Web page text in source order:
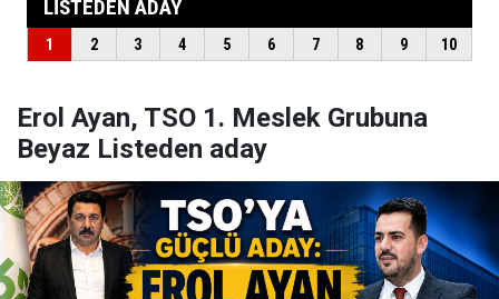
Erol Ayan, TSO 1. Meslek Grubuna
Beyaz Listeden aday